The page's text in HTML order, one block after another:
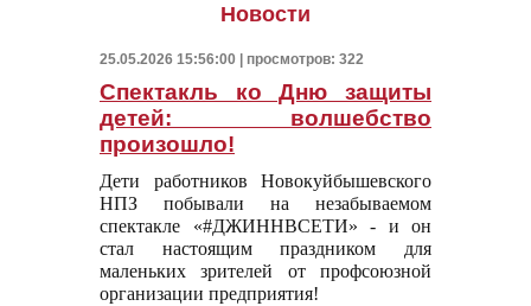
Новости
25.05.2026 15:56:00 | просмотров: 322
Спектакль ко Дню защиты
детей: волшебство
произошло!
Дети работников Новокуйбышевского
НПЗ побывали на незабываемом
спектакле «#ДЖИННВСЕТИ» - и он
стал настоящим праздником для
маленьких зрителей от профсоюзной
организации предприятия!